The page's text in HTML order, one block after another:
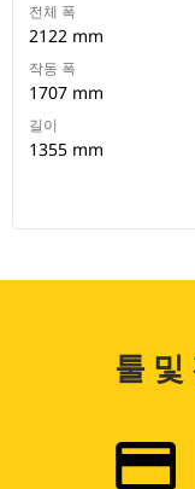
전체 폭
2122 mm
작동 폭
1707 mm
길이
1355 mm
툴 및